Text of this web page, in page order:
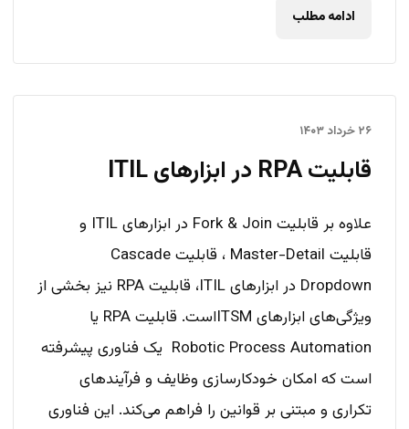
ادامه مطلب
۲۶ خرداد ۱۴۰۳
قابلیت RPA در ابزارهای ITIL
علاوه بر قابلیت‌ Fork & Join در ابزارهای ITIL و
قابلیت Master-Detail ، قابلیت Cascade
Dropdown در ابزارهای ITIL، قابلیت RPA نیز بخشی از
ویژگی‌های ابزارهای ITSM‌است. قابلیت RPA یا
Robotic Process Automation یک فناوری پیشرفته
است که امکان خودکارسازی وظایف و فرآیندهای
تکراری و مبتنی بر قوانین را فراهم می‌کند. این فناوری